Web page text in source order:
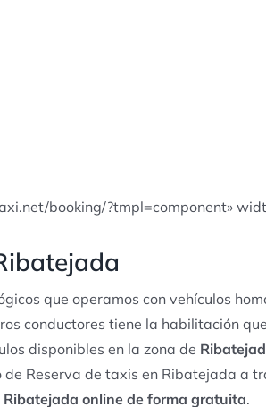
booking/?tmpl=component»
que operamos con vehículos
conductores tiene la habilitación
disponibles en la zona de
de Reserva de taxis en Ribatejada a
Ribatejada online de forma gratuita.